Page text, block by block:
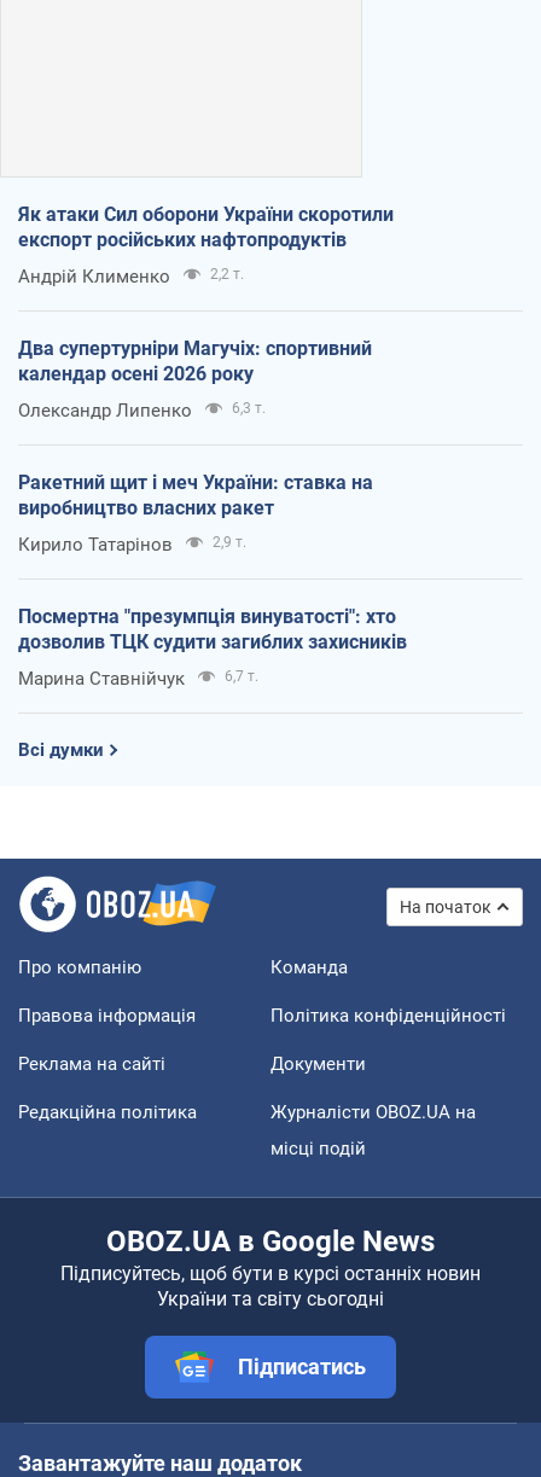
Як атаки Сил оборони України скоротили
експорт російських нафтопродуктів
Андрій Клименко 2,2 т.
Два супертурніри Магучіх: спортивний
календар осені 2026 року
Олександр Липенко 6,3 т.
Ракетний щит і меч України: ставка на
виробництво власних ракет
Кирило Татарінов 2,9 т.
Посмертна "презумпція винуватості": хто
дозволив ТЦК судити загиблих захисників
Марина Ставнійчук 6,7 т.
Всі думки
На початок
Про компанію Команда
Правова інформація Політика конфіденційності
Реклама на сайті Документи
Редакційна політика
Журналісти OBOZ.UA на
місці подій
OBOZ.UA в Google News
Підписуйтесь, щоб бути в курсі останніх новин
України та світу сьогодні
Підписатись
Завантажуйте наш додаток